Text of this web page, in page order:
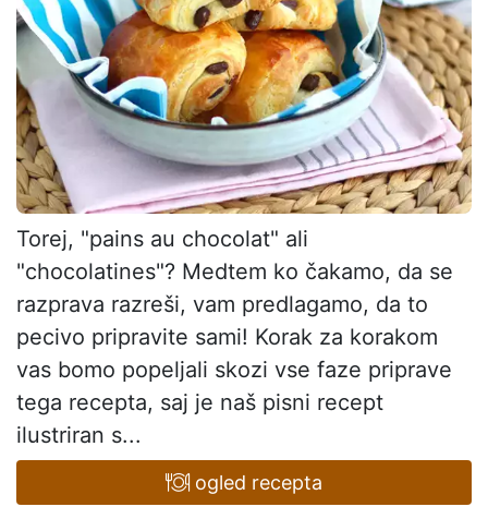
Torej, "pains au chocolat" ali
"chocolatines"? Medtem ko čakamo, da se
razprava razreši, vam predlagamo, da to
pecivo pripravite sami! Korak za korakom
vas bomo popeljali skozi vse faze priprave
tega recepta, saj je naš pisni recept
ilustriran s...
ogled recepta